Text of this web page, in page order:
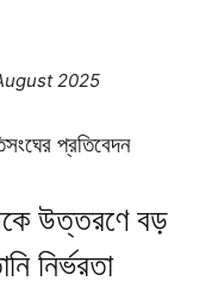
2025
প্রতিবেদন
উত্তরণে বড়
নির্ভরতা